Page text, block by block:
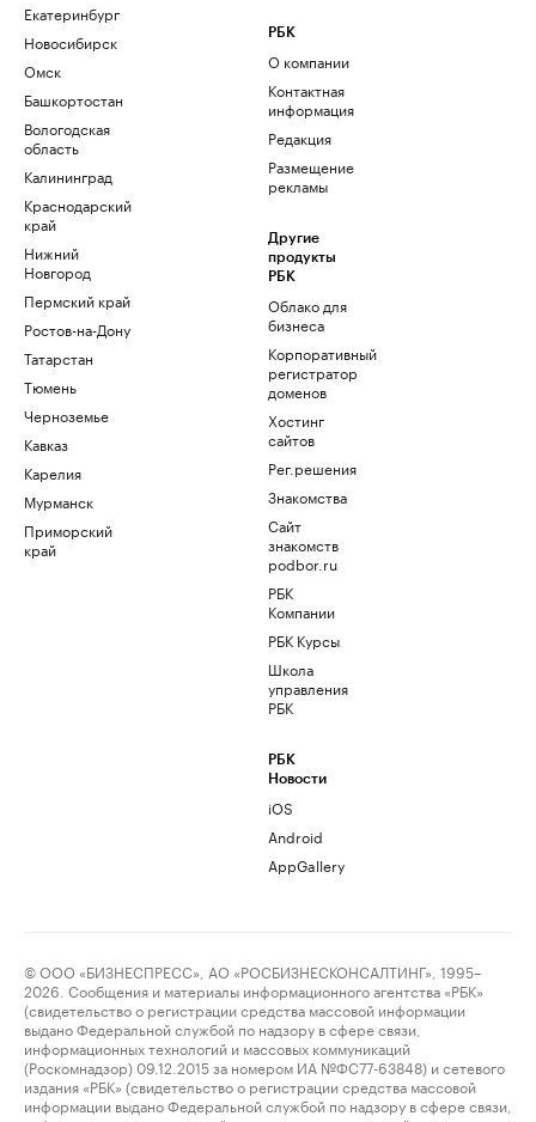
Екатеринбург
Новосибирск
Омск
Башкортостан
Вологодская
область
Калининград
Краснодарский
край
Нижний
Новгород
Пермский край
Ростов-на-Дону
Татарстан
Тюмень
Черноземье
Кавказ
Карелия
Мурманск
Приморский
край
РБК
О компании
Контактная
информация
Редакция
Размещение
рекламы
Другие
продукты
РБК
Облако для
бизнеса
Корпоративный
регистратор
доменов
Хостинг
сайтов
Рег.решения
Знакомства
Сайт
знакомств
podbor.ru
РБК
Компании
РБК Курсы
Школа
управления
РБК
РБК
Новости
iOS
Android
AppGallery
© ООО «БИЗНЕСПРЕСС», АО «РОСБИЗНЕСКОНСАЛТИНГ», 1995–
2026. Сообщения и материалы информационного агентства «РБК»
(свидетельство о регистрации средства массовой информации
выдано Федеральной службой по надзору в сфере связи,
информационных технологий и массовых коммуникаций
(Роскомнадзор) 09.12.2015 за номером ИА №ФС77-63848) и сетевого
издания «РБК» (свидетельство о регистрации средства массовой
информации выдано Федеральной службой по надзору в сфере связи,